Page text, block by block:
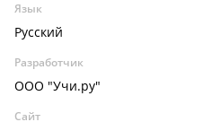
Язык
Русский
Разработчик
ООО "Учи.ру"
Сайт